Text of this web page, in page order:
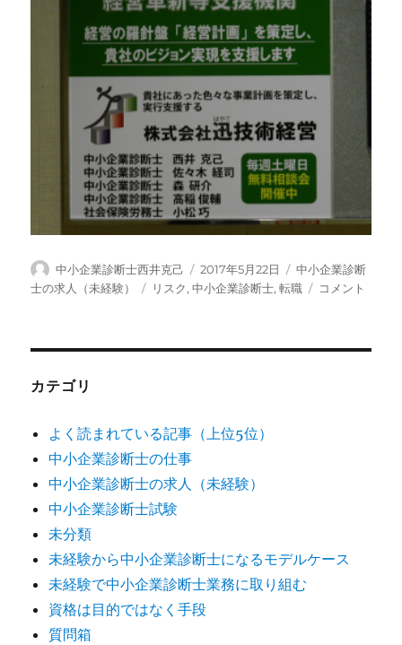
投
稿
中小企業診断士西井克己
投
稿
2017年5月22日
カ
テ
中小企業診断
士の求人（未経験）
タ
リスク,中小企業診断士,転職
中
コメント
カテゴリ
よく読まれている記事（上位5位）
中小企業診断士の仕事
中小企業診断士の求人（未経験）
中小企業診断士試験
未分類
未経験から中小企業診断士になるモデルケース
未経験で中小企業診断士業務に取り組む
資格は目的ではなく手段
質問箱